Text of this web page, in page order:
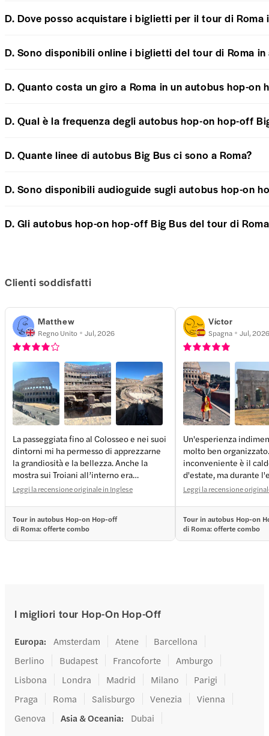
D. Dove posso acquistare i biglietti per il tour di
D. Sono disponibili online i biglietti del tour di Roma
D. Quanto costa un giro a Roma in un autobus hop-on
D. Qual è la frequenza degli autobus hop-on hop-off
D. Quante linee di autobus Big Bus ci sono a Roma?
D. Sono disponibili audioguide sugli autobus hop-on
D. Gli autobus hop-on hop-off Big Bus del tour di
Clienti soddisfatti
Matthew
Regno Unito Jul, 2026
+1more
La passeggiata fino al Colosseo e nei suoi
dintorni mi ha permesso di apprezzarne
la grandiosità e la bellezza. Anche la
mostra sui Troiani all’interno era
fantastica. Una volta entrati, la
Leggi la recensione originale in Inglese
Tour in autobus Hop-on Hop-off
di Roma: offerte combo
Víctor
Spagna Jul, 2026
Un'esperienza
molto ben
inconveniente è il
d'estate, ma durante
possibile rinfrescarsi
Leggi la recensione
Tour in autobus Hop-on
di Roma: offerte combo
I migliori tour Hop-On Hop-Off
Europa: Amsterdam Atene
Barcellona
Berlino
Budapest Francoforte
Amburgo
Lisbona
Londra Madrid Milano
Parigi
Praga
Roma Salisburgo Venezia
Vienna
Genova
Asia & Oceania: Dubai